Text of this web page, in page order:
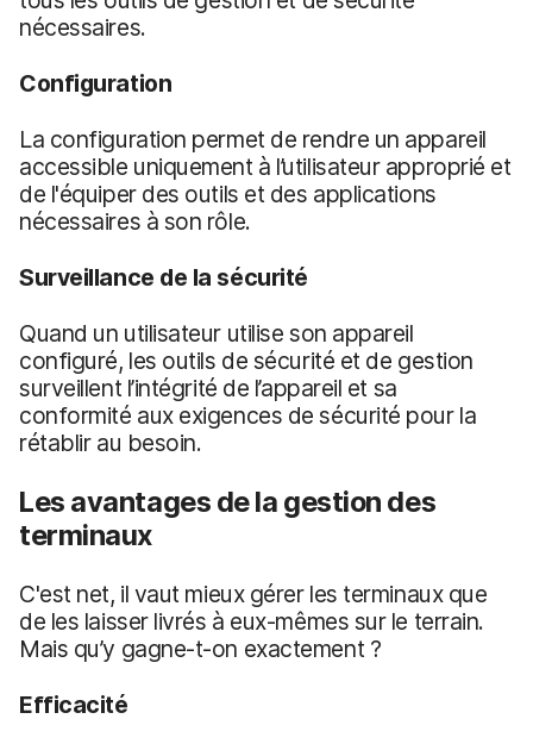
nécessaires.
Configuration
La configuration permet de rendre un appareil
accessible uniquement à l’utilisateur approprié et
de l'équiper des outils et des applications
nécessaires à son rôle.
Surveillance de la sécurité
Quand un utilisateur utilise son appareil
configuré, les outils de sécurité et de gestion
surveillent l’intégrité de l’appareil et sa
conformité aux exigences de sécurité pour la
rétablir au besoin.
Les avantages de la gestion des
terminaux
C'est net, il vaut mieux gérer les terminaux que
de les laisser livrés à eux-mêmes sur le terrain.
Mais qu’y gagne-t-on exactement ?
Efficacité